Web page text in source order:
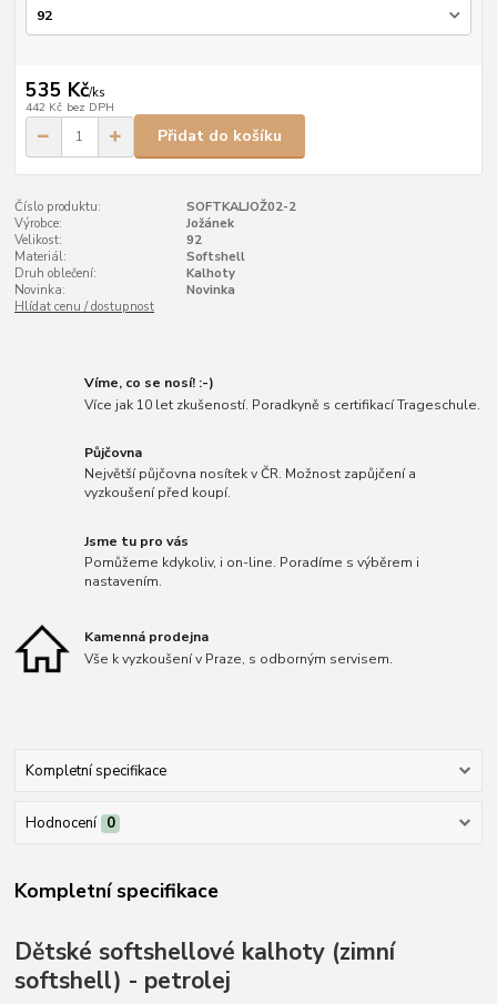
535 Kč/ks
442 Kč bez DPH
Přidat do košíku
Číslo produktu:
SOFTKALJOŽ02-2
Výrobce:
Jožánek
Velikost:
92
Materiál:
Softshell
Druh oblečení:
Kalhoty
Novinka:
Novinka
Hlídat cenu / dostupnost
Víme, co se nosí! :-)
Více jak 10 let zkušeností. Poradkyně s certifikací Trageschule.
Půjčovna
Největší půjčovna nosítek v ČR. Možnost zapůjčení a
vyzkoušení před koupí.
Jsme tu pro vás
Pomůžeme kdykoliv, i on-line. Poradíme s výběrem i
nastavením.
Kamenná prodejna
Vše k vyzkoušení v Praze, s odborným servisem.
Kompletní specifikace
Hodnocení 0
Kompletní specifikace
Dětské softshellové kalhoty (zimní
softshell) - petrolej